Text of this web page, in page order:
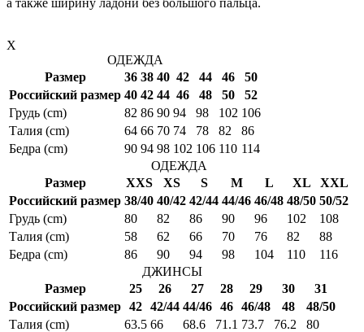
а также ширину ладони без большого пальца.
X
ОДЕЖДА
Размер
36 38 40 42 44 46
50
Российский размер 40 42 44 46 48 50
52
Грудь (cm)
82 86 90 94 98 102 106
Талия (cm)
64 66 70 74 78 82
86
Бедра (cm)
90 94 98 102 106 110 114
ОДЕЖДА
Размер
XXS XS S M L XL
XXL
Российский размер 38/40 40/42 42/44 44/46 46/48 48/50 50/52
Грудь (cm)
80 82 86 90 96 102
108
Талия (cm)
58 62 66 70 76 82
88
Бедра (cm)
86 90 94 98 104 110
116
ДЖИНСЫ
Размер
25 26 27 28 29 30
31
Российский размер 42 42/44 44/46 46 46/48 48
48/50
Талия (cm)
63.5 66 68.6 71.1 73.7 76.2
80